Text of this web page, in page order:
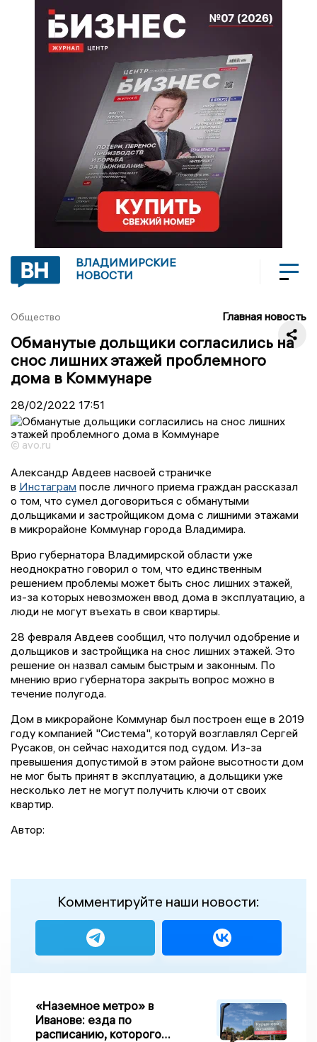
ВЛАДИМИРСКИЕ
НОВОСТИ
Общество Главная новость
Обманутые дольщики согласились на
снос лишних этажей проблемного
дома в Коммунаре
28/02/2022 17:51
© avo.ru
Александр Авдеев насвоей страничке
в Инстаграм после личного приема граждан рассказал
о том, что сумел договориться с обманутыми
дольщиками и застройщиком дома с лишними этажами
в микрорайоне Коммунар города Владимира.
Врио губернатора Владимирской области уже
неоднократно говорил о том, что единственным
решением проблемы может быть снос лишних этажей,
из-за которых невозможен ввод дома в эксплуатацию, а
люди не могут въехать в свои квартиры.
28 февраля Авдеев сообщил, что получил одобрение и
дольщиков и застройщика на снос лишних этажей. Это
решение он назвал самым быстрым и законным. По
мнению врио губернатора закрыть вопрос можно в
течение полугода.
Дом в микрорайоне Коммунар был построен еще в 2019
году компанией "Система", которуй возглавлял Сергей
Русаков, он сейчас находится под судом. Из-за
превышения допустимой в этом районе высотности дом
не мог быть принят в эксплуатацию, а дольщики уже
несколько лет не могут получить ключи от своих
квартир.
Автор:
Комментируйте наши новости:
«Наземное метро» в
Иванове: езда по
расписанию, которого